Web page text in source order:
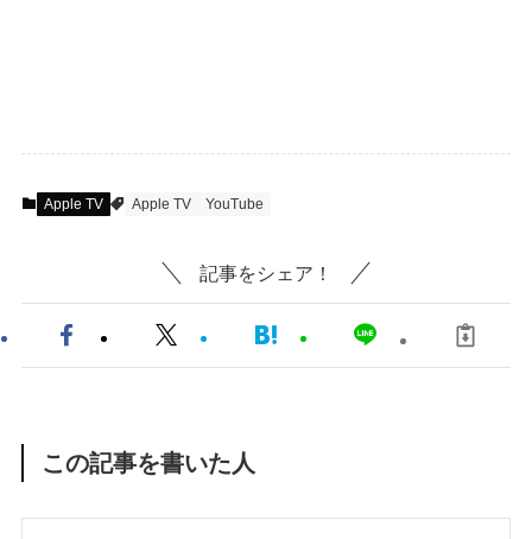
Apple TV Apple TV YouTube
記事をシェア！
この記事を書いた人